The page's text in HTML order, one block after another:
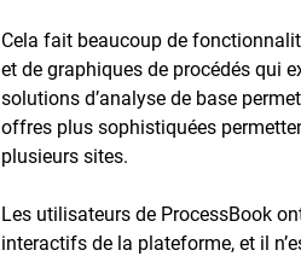
Cela fait beaucoup de
et de graphiques de procédés qui
solutions d’analyse de base
offres plus sophistiquées
plusieurs sites.
Les utilisateurs de ProcessBook
interactifs de la plateforme, et il